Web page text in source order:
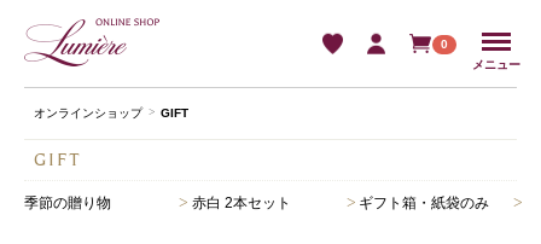
0
メニュー
オンラインショップ GIFT
GIFT
季節の贈り物 > 赤白 2本セット > ギフト箱・紙袋のみ >